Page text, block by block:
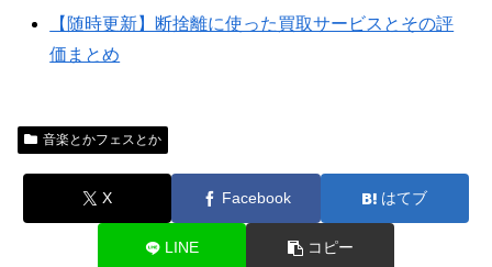
【随時更新】断捨離に使った買取サービスとその評
価まとめ
音楽とかフェスとか
X Facebook はてブ
LINE コピー